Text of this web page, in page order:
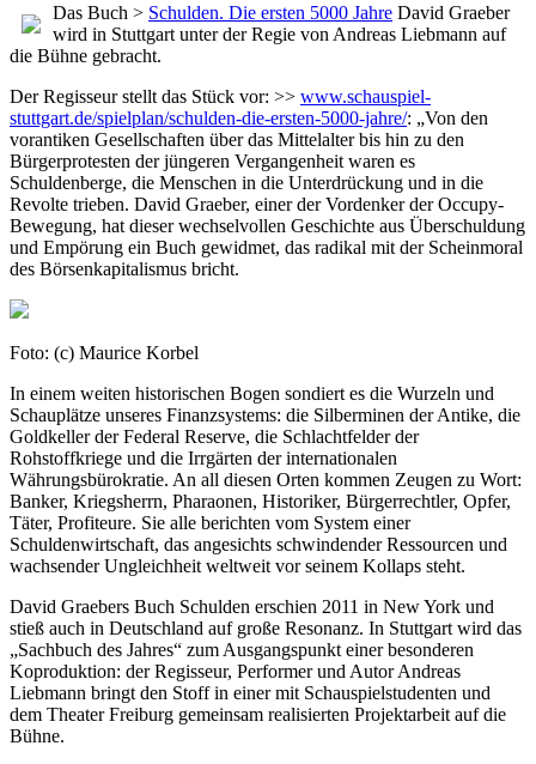
Das Buch > Schulden. Die ersten 5000 Jahre David Graeber
wird in Stuttgart unter der Regie von Andreas Liebmann auf
die Bühne gebracht.
Der Regisseur stellt das Stück vor: >> www.schauspiel-
stuttgart.de/spielplan/schulden-die-ersten-5000-jahre/: „Von den
vorantiken Gesellschaften über das Mittelalter bis hin zu den
Bürgerprotesten der jüngeren Vergangenheit waren es
Schuldenberge, die Menschen in die Unterdrückung und in die
Revolte trieben. David Graeber, einer der Vordenker der Occupy-
Bewegung, hat dieser wechselvollen Geschichte aus Überschuldung
und Empörung ein Buch gewidmet, das radikal mit der Scheinmoral
des Börsenkapitalismus bricht.
Foto: (c) Maurice Korbel
In einem weiten historischen Bogen sondiert es die Wurzeln und
Schauplätze unseres Finanzsystems: die Silberminen der Antike, die
Goldkeller der Federal Reserve, die Schlachtfelder der
Rohstoffkriege und die Irrgärten der internationalen
Währungsbürokratie. An all diesen Orten kommen Zeugen zu Wort:
Banker, Kriegsherrn, Pharaonen, Historiker, Bürgerrechtler, Opfer,
Täter, Profiteure. Sie alle berichten vom System einer
Schuldenwirtschaft, das angesichts schwindender Ressourcen und
wachsender Ungleichheit weltweit vor seinem Kollaps steht.
David Graebers Buch Schulden erschien 2011 in New York und
stieß auch in Deutschland auf große Resonanz. In Stuttgart wird das
„Sachbuch des Jahres“ zum Ausgangspunkt einer besonderen
Koproduktion: der Regisseur, Performer und Autor Andreas
Liebmann bringt den Stoff in einer mit Schauspielstudenten und
dem Theater Freiburg gemeinsam realisierten Projektarbeit auf die
Bühne.